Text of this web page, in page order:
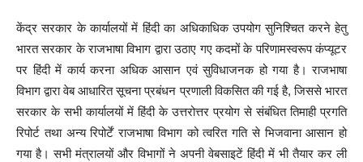
केंद्र सरकार के कार्यालयों में हिंदी का अधिकाधिक उपयोग सुनिश्‍चित करने हेतु
भारत सरकार के राजभाषा विभाग द्वारा उठाए गए कदमों के परिणामस्‍वरूप कंप्‍यूटर
पर हिंदी में कार्य करना अधिक आसान एवं सुविधाजनक हो गया है। राजभाषा
विभाग द्वारा वेब आधारित सूचना प्रबंधन प्रणाली विकसित की गई है, जिससे भारत
सरकार के सभी कार्यालयों में हिंदी के उत्तरोत्तर प्रयोग से संबंधित तिमाही प्रगति
रिपोर्ट तथा अन्‍य रिपोर्टें राजभाषा विभाग को त्‍वरित गति से भिजवाना आसान हो
गया है। सभी मंत्रालयों और विभागों ने अपनी वेबसाइटें हिंदी में भी तैयार कर ली